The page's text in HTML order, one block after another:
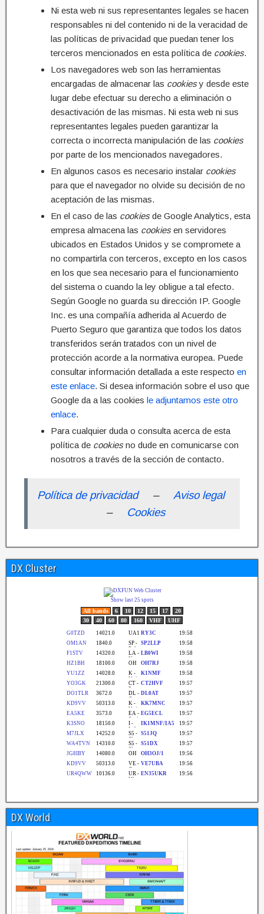
Ni esta web ni sus representantes legales se hacen
responsables ni del contenido ni de la veracidad de
las políticas de privacidad que puedan tener los
terceros mencionados en esta política de cookies.
Los navegadores web son las herramientas
encargadas de almacenar las cookiesy desde este
lugar debe efectuar su derecho a eliminación o
desactivación de las mismas. Ni esta web ni sus
representantes legales pueden garantizar la
correcta o incorrecta manipulación de las cookies
por parte de los mencionados navegadores.
En algunos casos es necesario instalar cookies
para que el navegador no olvide su decisión de no
aceptación de las mismas.
En el caso de las cookiesde Google Analytics, esta
empresa almacena las cookiesen servidores
ubicados en Estados Unidos y se compromete a
no compartirla con terceros, excepto en los casos
en los que sea necesario para el funcionamiento
del sistema o cuando la ley obligue a tal efecto.
Según Google no guarda su dirección IP. Google
Inc. es una compañía adherida al Acuerdo de
Puerto Seguro que garantiza que todos los datos
transferidos serán tratados con un nivel de
protección acorde a la normativa europea. Puede
consultar información detallada a este respecto en
este enlace. Si desea información sobre el uso que
Google da a las cookies le adjuntamos este otro
enlace.
Para cualquier duda o consulta acerca de esta
política de cookiesno dude en comunicarse con
nosotros a través de la sección de contacto.
Política de privacidad– Aviso legal
–
Cookies
DX Cluster
DX World